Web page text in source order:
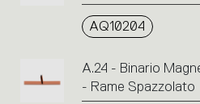
AQ10204
A.24 - Binario
- Rame Spazzolato